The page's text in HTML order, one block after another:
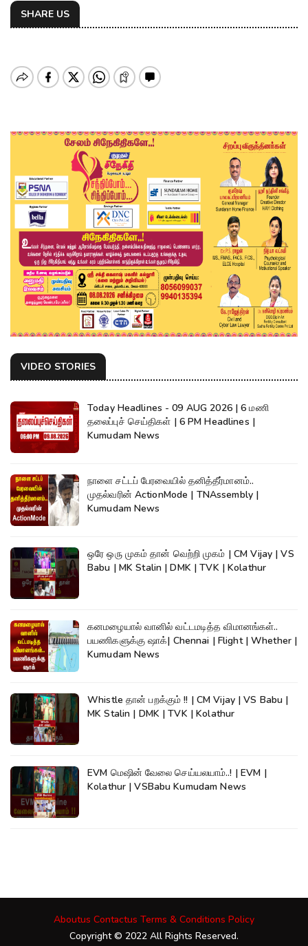
SHARE US
VIDEO STORIES
Today Headlines - 09 AUG 2026 | 6 மணி
தலைப்புச் செய்திகள் | 6 PM Headlines |
Kumudam News
நாளை சட்டப் பேரவையில் தனித்தீர்மானம்..
முதல்வரின் ActionMode | TNAssembly |
Kumudam News
ஒரே ஒரு முகம் தான் வெற்றி முகம் | CM Vijay | VS
Babu | MK Stalin | DMK | TVK | Kolathur
கனமழையால் வானில் வட்டமடித்த விமானங்கள்..
பயணிகளுக்கு ஷாக்| Chennai | Flight | Whether |
Kumudam News
Whistle தான் பறக்கும் !! | CM Vijay | VS Babu |
MK Stalin | DMK | TVK | Kolathur
EVM மெஷின் வேலை செய்யலயாம்..! | EVM |
Kolathur | VSBabu Kumudam News
Aboutus Contactus Terms & Conditions Policy
Copyright © 2022 All Rights Reserved.